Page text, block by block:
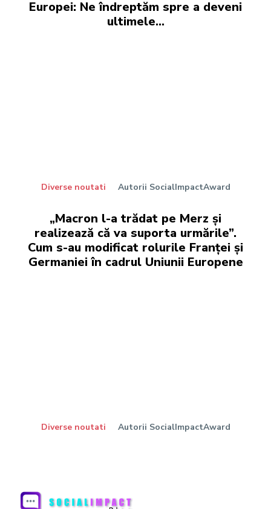
Europei: Ne îndreptăm spre a deveni
ultimele...
Diverse noutati Autorii SocialImpactAward
„Macron l-a trădat pe Merz și
realizează că va suporta urmările”.
Cum s-au modificat rolurile Franței și
Germaniei în cadrul Uniunii Europene
Diverse noutati Autorii SocialImpactAward